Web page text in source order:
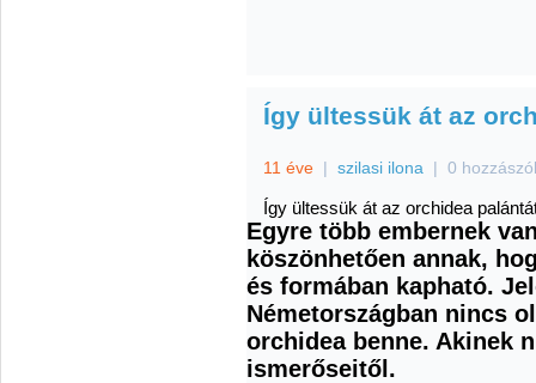
Így ültessük át az
11 éve | szilasi ilona | 0
Így ültessük át az orchidea
Egyre több embernek
köszönhetően annak,
és formában kapható.
Németországban nincs
orchidea benne. Akinek
ismerőseitől.